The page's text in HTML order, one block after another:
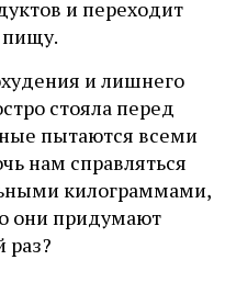
и переходит
и лишнего
стояла перед
пытаются всеми
нам справляться
килограммами,
они придумают